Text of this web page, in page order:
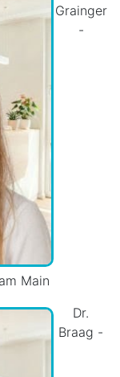
Grainger
-
Main
Dr.
Braag -